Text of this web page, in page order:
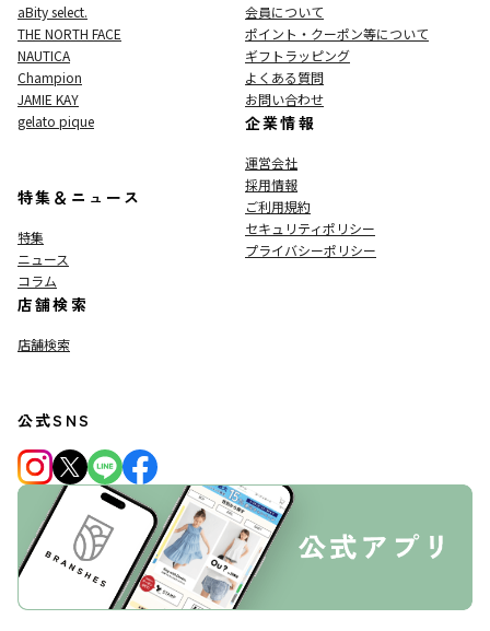
aBity select.
THE NORTH FACE
NAUTICA
Champion
JAMIE KAY
gelato pique
特集＆ニュース
特集
ニュース
コラム
店舗検索
店舗検索
会員について
ポイント・クーポン等について
ギフトラッピング
よくある質問
お問い合わせ
企業情報
運営会社
採用情報
ご利用規約
セキュリティポリシー
プライバシーポリシー
公式SNS